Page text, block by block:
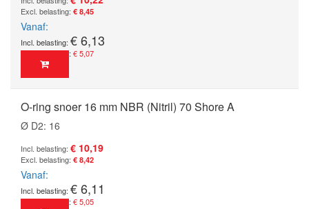
€ 8,45
Vanaf
€ 6,13
€ 5,07
O-ring snoer 16 mm NBR (Nitril) 70 Shore A
Ø D2: 16
€ 10,19
€ 8,42
Vanaf
€ 6,11
€ 5,05